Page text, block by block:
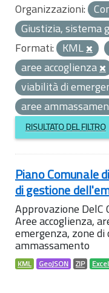
Organizzazioni:
Giustizia, sistema
Formati: KML
aree accoglienza
viabilità di
aree
RISULTATO DEL FILTRO
Piano Comunale
di gestione
Approvazione
Aree accoglienza,
emergenza, zone
ammassamento
KML GeoJSON ZIP